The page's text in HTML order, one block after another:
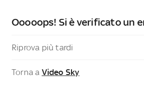
Ooooops! Si è verificato un
Riprova più tardi
Torna a Video Sky